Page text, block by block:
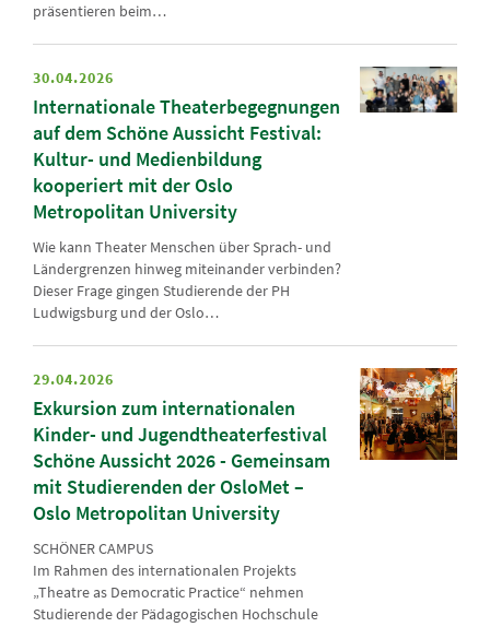
präsentieren beim…
30.04.2026
Internationale Theaterbegegnungen
auf dem Schöne Aussicht Festival:
Kultur- und Medienbildung
kooperiert mit der Oslo
Metropolitan University
Wie kann Theater Menschen über Sprach- und
Ländergrenzen hinweg miteinander verbinden?
Dieser Frage gingen Studierende der PH
Ludwigsburg und der Oslo…
29.04.2026
Exkursion zum internationalen
Kinder- und Jugendtheaterfestival
Schöne Aussicht 2026 - Gemeinsam
mit Studierenden der OsloMet –
Oslo Metropolitan University
SCHÖNER CAMPUS
Im Rahmen des internationalen Projekts
„Theatre as Democratic Practice“ nehmen
Studierende der Pädagogischen Hochschule